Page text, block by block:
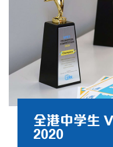
全港中学生
2020